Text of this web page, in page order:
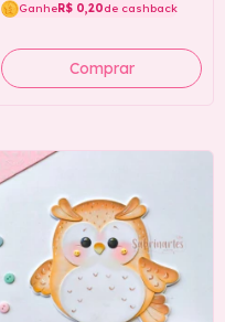
GanheR$ 0,20de cashback